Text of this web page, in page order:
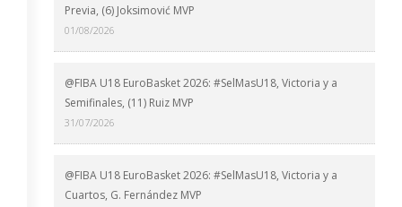
Previa, (6) Joksimović MVP
01/08/2026
@FIBA U18 EuroBasket 2026: #SelMasU18, Victoria y a
Semifinales, (11) Ruiz MVP
31/07/2026
@FIBA U18 EuroBasket 2026: #SelMasU18, Victoria y a
Cuartos, G. Fernández MVP